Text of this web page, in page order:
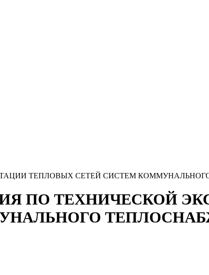
ТЕПЛОВЫХ СЕТЕЙ СИСТЕМ
ПО ТЕХНИЧЕСКОЙ